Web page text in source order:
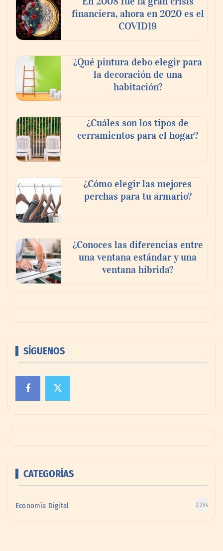
financiera, ahora en 2020 es el
COVID19
¿Qué pintura debo elegir para
la decoración de una
habitación?
¿Cuáles son los tipos de
cerramientos para el hogar?
¿Cómo elegir las mejores
perchas para tu armario?
¿Conoces las diferencias entre
una ventana estándar y una
ventana híbrida?
SÍGUENOS
CATEGORÍAS
Economía Digital 2.254